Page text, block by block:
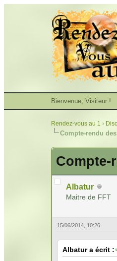
Bienvenue, Visiteur !
Rendez-vous au 1 ›
Compte-rendu
Compte-
Albatur
Maitre de FFT
15/06/2014, 10:26
Albatur a écrit :